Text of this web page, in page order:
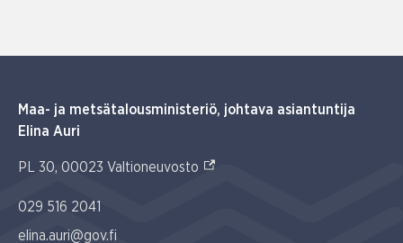
Maa- ja metsätalousministeriö, johtava asiantuntija
Elina Auri
PL 30, 00023 Valtioneuvosto (Ulkoinen linkki)
029 516 2041
elina.auri@gov.fi